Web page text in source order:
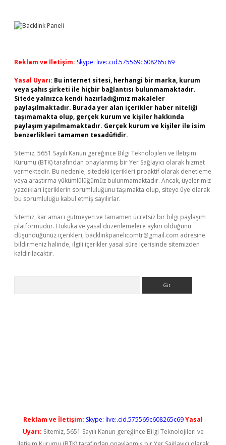
Reklam ve İletişim: Skype: live:.cid.575569c608265c69
Yasal Uyarı: Bu internet sitesi, herhangi bir marka, kurum
veya şahıs şirketi ile hiçbir bağlantısı bulunmamaktadır.
Sitede yalnızca kendi hazırladığımız makaleler
paylaşılmaktadır. Burada yer alan içerikler haber niteliği
taşımamakta olup, gerçek kurum ve kişiler hakkında
paylaşım yapılmamaktadır. Gerçek kurum ve kişiler ile isim
benzerlikleri tamamen tesadüfidir.
Sitemiz, 5651 Sayılı Kanun gereğince Bilgi Teknolojileri ve İletişim
Kurumu (BTK) tarafından onaylanmış bir Yer Sağlayıcı olarak hizmet
vermektedir. Bu nedenle, sitedeki içerikleri proaktif olarak denetleme
veya araştırma yükümlülüğümüz bulunmamaktadır. Ancak, üyelerimiz
yazdıkları içeriklerin sorumluluğunu taşımakta olup, siteye üye olarak
bu sorumluluğu kabul etmiş sayılırlar.
Sitemiz, kar amacı gütmeyen ve tamamen ücretsiz bir bilgi paylaşım
platformudur. Hukuka ve yasal düzenlemelere aykırı olduğunu
düşündüğünüz içerikleri, backlinkpanelicomtr@gmail.com adresine
bildirmeniz halinde, ilgili içerikler yasal süre içerisinde sitemizden
kaldırılacaktır.
Reklam ve İletişim: Skype: live:.cid.575569c608265c69Yasal
Uyarı: Sitemiz, 5651 Sayılı Kanun gereğince Bilgi Teknolojileri ve